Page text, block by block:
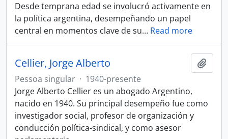
Desde temprana edad se involucró activamente en
la política argentina, desempeñando un papel
central en momentos clave de su… Read more
Cellier, Jorge Alberto
Pessoa singular · 1940-presente
Jorge Alberto Cellier es un abogado Argentino,
nacido en 1940. Su principal desempeño fue como
investigador social, profesor de organización y
conducción política-sindical, y como asesor